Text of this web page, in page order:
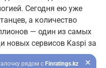
Сегодня ею уже
а количество
— один из самых
новых сервисов Kaspi за
рядом с Finratings.kz